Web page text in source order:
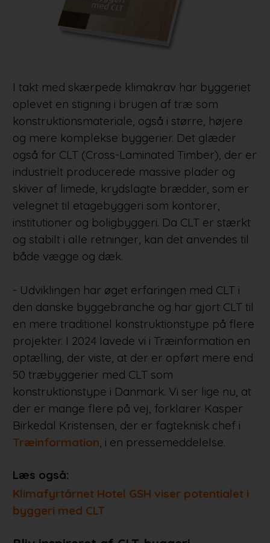
I takt med skærpede klimakrav har byggeriet
oplevet en stigning i brugen af træ som
konstruktionsmateriale, også i større, højere
og mere komplekse byggerier. Det glæder
også for CLT (Cross-Laminated Timber), der er
industrielt producerede massive plader og
skiver af limede, krydslagte brædder, som er
velegnet til etagebyggeri som kontorer,
institutioner og boligbyggeri. Da CLT er stærkt
og stabilt i alle retninger, kan det anvendes til
både vægge og dæk.
- Udviklingen har øget erfaringen med CLT i
den danske byggebranche og har gjort CLT til
en mere traditionel konstruktionstype på flere
projekter. I 2024 lavede vi i Træinformation en
optælling, der viste, at der er opført mere end
50 træbyggerier med CLT som
konstruktionstype i Danmark. Vi ser lige nu, at
der er mange flere på vej, forklarer Kasper
Birkedal Kristensen, der er fagteknisk chef i
Træinformation , i en pressemeddelelse.
Læs også:
Klimafyrtårnet Hotel GSH viser potentialet i
byggeri med CLT